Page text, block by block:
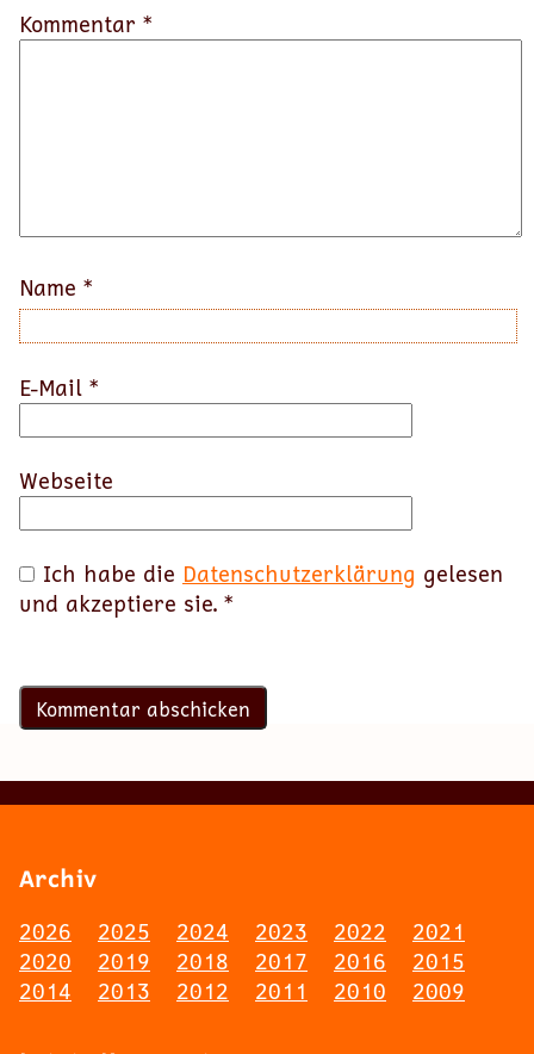
Kommentar *
Name *
E-Mail *
Webseite
Ich habe die Datenschutzerklärung gelesen
und akzeptiere sie. *
Archiv
2026 2025 2024 2023 2022
2021
2020
2019 2018 2017 2016
2015
2014
2013 2012 2011 2010 2009